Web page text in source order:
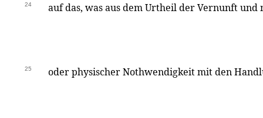
24 auf das, was aus dem Urtheil der Vernunft und
25 oder physischer Nothwendigkeit mit den